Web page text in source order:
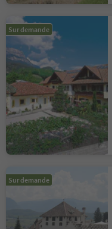
Sur demande
Sur demande